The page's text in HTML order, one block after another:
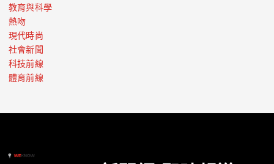
教育與科學
熱吻
現代時尚
社會新聞
科技前線
體育前線